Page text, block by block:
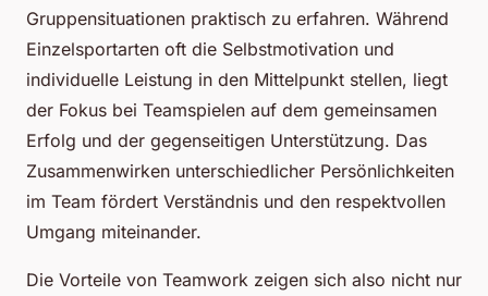
Gruppensituationen praktisch zu erfahren. Während
Einzelsportarten oft die Selbstmotivation und
individuelle Leistung in den Mittelpunkt stellen, liegt
der Fokus bei Teamspielen auf dem gemeinsamen
Erfolg und der gegenseitigen Unterstützung. Das
Zusammenwirken unterschiedlicher Persönlichkeiten
im Team fördert Verständnis und den respektvollen
Umgang miteinander.
Die Vorteile von Teamwork zeigen sich also nicht nur